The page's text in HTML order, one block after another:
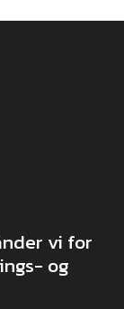
vi for
og